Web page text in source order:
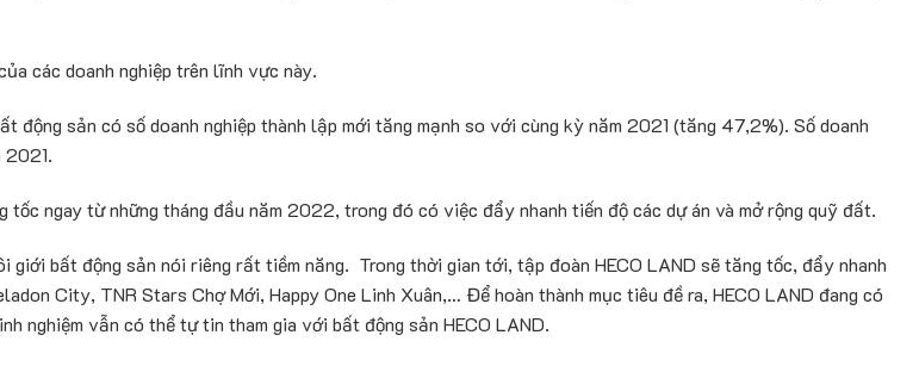
các doanh nghiệp trên lĩnh vực này.
sản có số doanh nghiệp thành lập mới tăng mạnh so với cùng kỳ năm 2021 (tăng 47,2%). Số doanh
tốc ngay từ những tháng đầu năm 2022, trong đó có việc đẩy nhanh tiến độ các dự án và mở rộng quỹ đất.
giới bất động sản nói riêng rất tiềm năng. Trong thời gian tới, tập đoàn HECO LAND sẽ tăng tốc, đẩy nhanh
City, TNR Stars Chợ Mới, Happy One Linh Xuân,… Để hoàn thành mục tiêu đề ra, HECO LAND đang có
nghiệm vẫn có thể tự tin tham gia với bất động sản HECO LAND.